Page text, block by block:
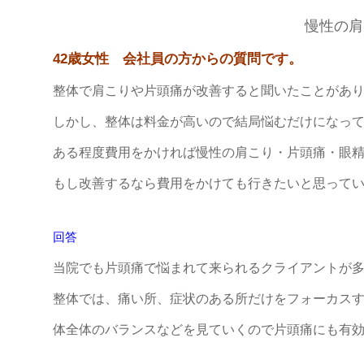
慢性の
42歳女性 会社員の方からの質問です。
整体で肩こりや片頭痛が改善すると聞いたことがあ
しかし、整体は料金が高いので結局悩むだけになっ
ある程度費用をかければ慢性の肩こり・片頭痛・眼
もし改善するなら費用をかけても行きたいと思って
回答
当院でも片頭痛で悩まれて来られるクライアントが
整体では、痛い所、症状のある所だけをフォーカス
体全体のバランスなどを見ていくので片頭痛にも有